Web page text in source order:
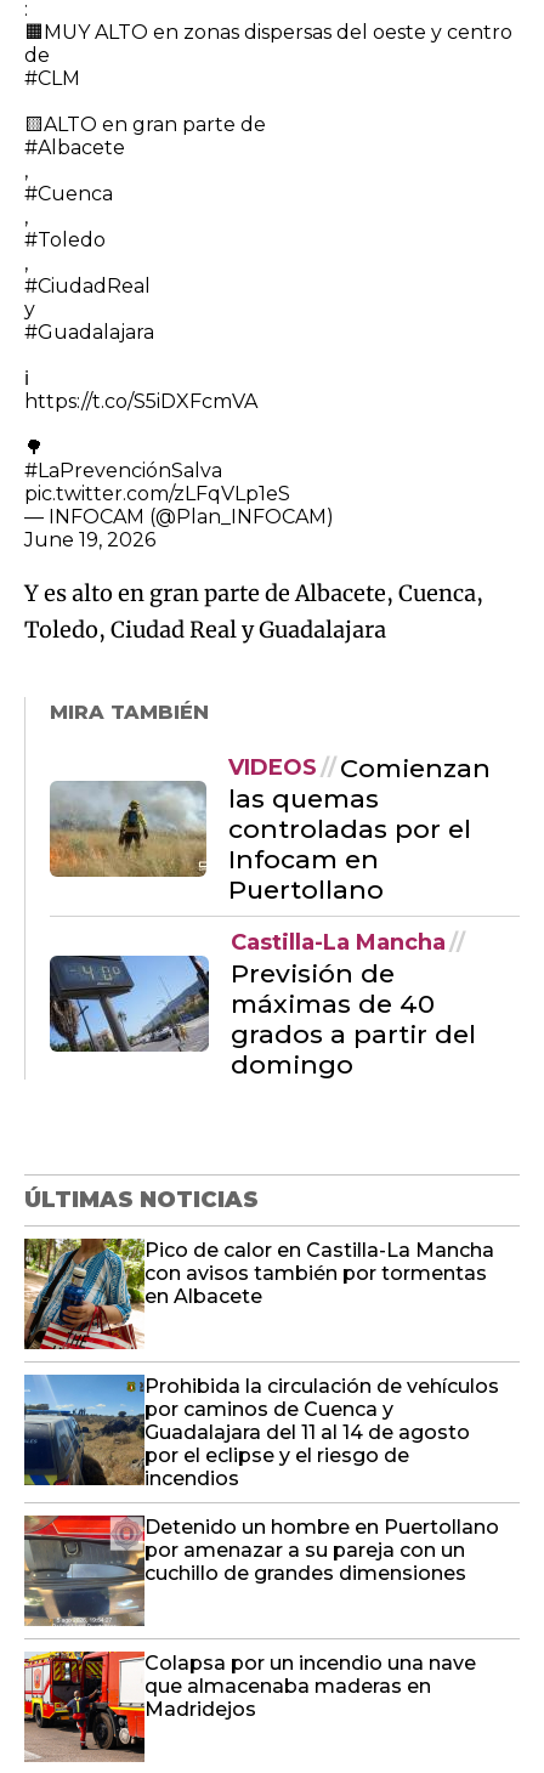
:
🟧MUY ALTO en zonas dispersas del oeste y centro
de
#CLM
🟨ALTO en gran parte de
#Albacete
,
#Cuenca
,
#Toledo
,
#CiudadReal
y
#Guadalajara
ℹ️
https://t.co/S5iDXFcmVA
🌳
#LaPrevenciónSalva
pic.twitter.com/zLFqVLp1eS
— INFOCAM (@Plan_INFOCAM)
June 19, 2026
Y es alto en gran parte de Albacete, Cuenca,
Toledo, Ciudad Real y Guadalajara
MIRA TAMBIÉN
VIDEOS
Comienzan
las quemas
controladas por el
Infocam en
Puertollano
Castilla-La Mancha
Previsión de
máximas de 40
grados a partir del
domingo
ÚLTIMAS NOTICIAS
Pico de calor en Castilla-La Mancha
con avisos también por tormentas
en Albacete
Prohibida la circulación de vehículos
por caminos de Cuenca y
Guadalajara del 11 al 14 de agosto
por el eclipse y el riesgo de
incendios
Detenido un hombre en Puertollano
por amenazar a su pareja con un
cuchillo de grandes dimensiones
Colapsa por un incendio una nave
que almacenaba maderas en
Madridejos